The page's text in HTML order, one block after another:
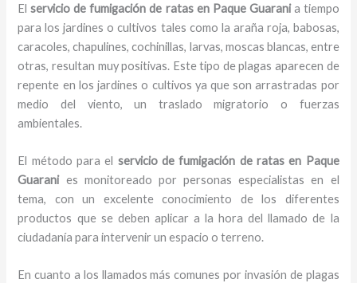
Elservicio de fumigación de ratas en Paque Guarania tiempo
para los jardines o cultivos tales como la araña roja, babosas,
caracoles, chapulines, cochinillas, larvas, moscas blancas, entre
otras, resultan muy positivas. Este tipo de plagas aparecen de
repente en los jardines o cultivos ya que son arrastradas por
medio del viento, un traslado migratorio o fuerzas
ambientales.
El método para el servicio de fumigación de ratasen Paque
Guaranies monitoreado por personas especialistas en el
tema, con un excelente conocimiento de los diferentes
productos que se deben aplicar a la hora del llamado de la
ciudadanía para intervenir un espacio o terreno.
En cuanto a los llamados más comunes por invasión de plagas